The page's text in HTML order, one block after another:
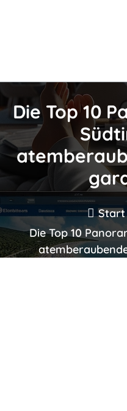
Die Top 10
Start
Die Top 10